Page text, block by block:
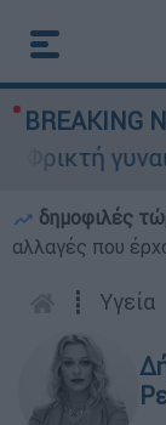
BREAKING
δημοφιλές
αλλαγές που
┋ Υγεία